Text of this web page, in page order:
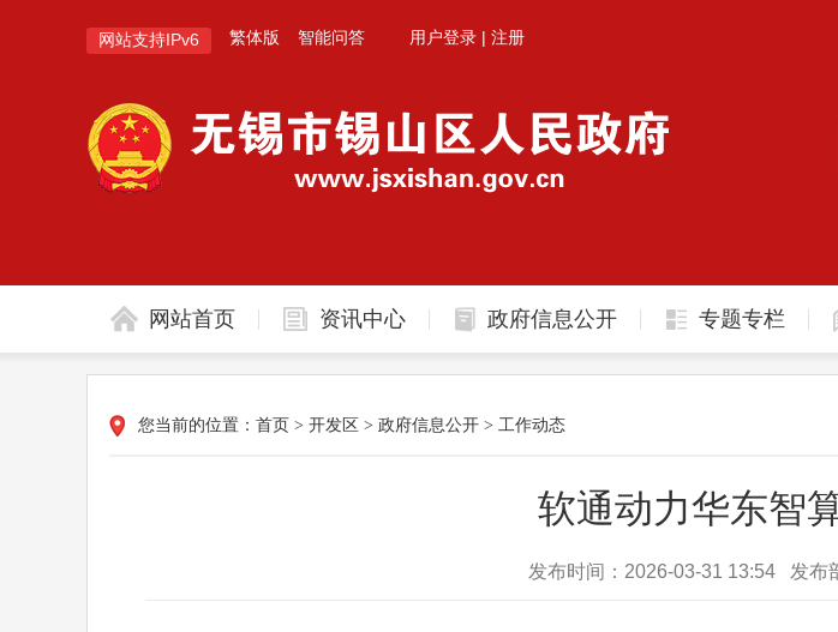
网站支持IPv6 繁体版 智能问答 用户登录 | 注册
网站首页 资讯中心 政府信息公开 专题专栏
您当前的位置： 首页 > 开发区 > 政府信息公开 > 工作动态
软通动力华东智
发布时间：2026-03-31 13:54 发布